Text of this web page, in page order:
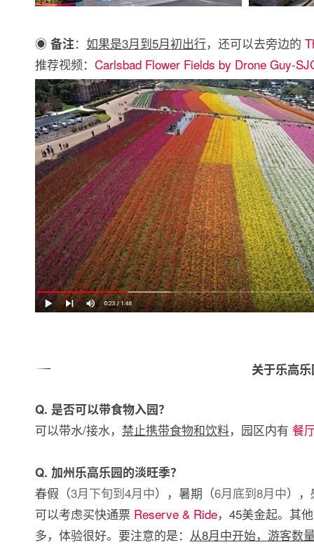
◉ 备注： 如果是3月到5月初出行，还可以去旁边的
推荐视频： Carlsbad Flower Fields by Drone Guy-
关于乐高
Q. 是否可以带食物入园？
可以带水/接水， 禁止携带食物和饮料，园区内有 餐
Q. 加州乐高乐园的淡旺季？
春假（3月下旬到4月中），暑期（6月底到8月中）
可以考虑买快通票 Reserve & Ride，45美金起。其
多，体验很好。要注意的是： 从8月中开始，游客数